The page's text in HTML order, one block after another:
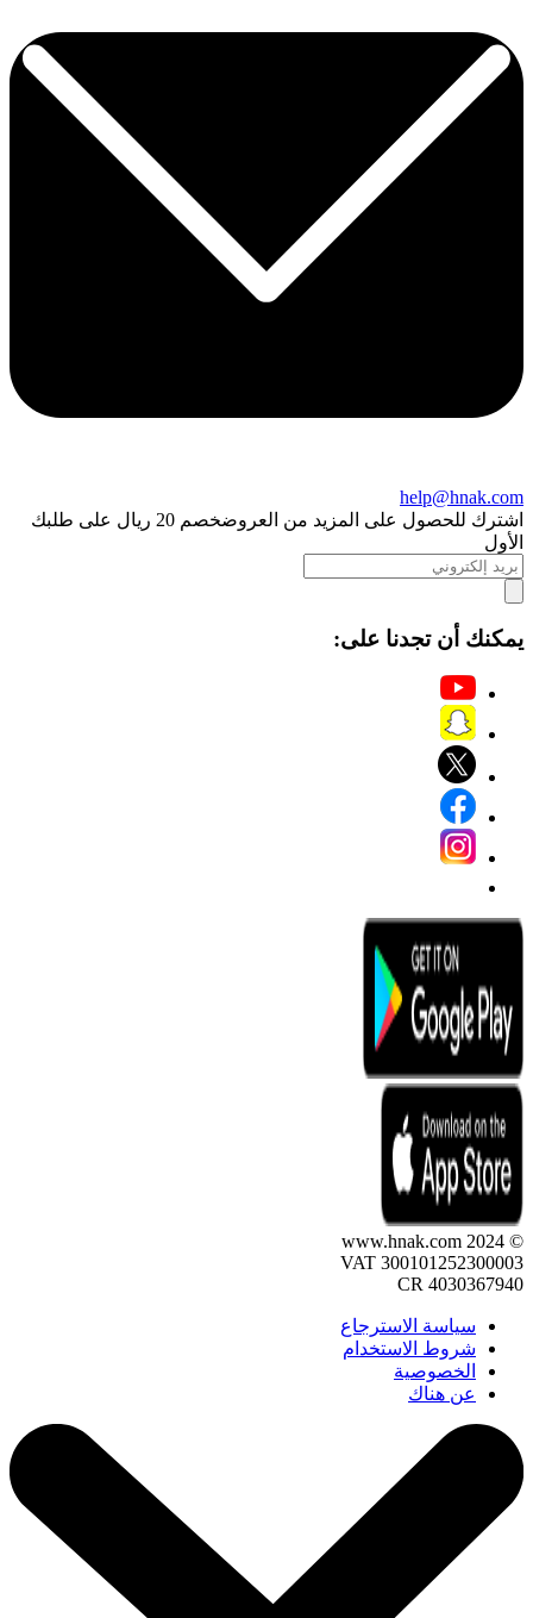
help@hnak.com
اشترك للحصول على المزيد من العروض
خصم 20 ريال على طلبك
الأول
يمكنك أن تجدنا على:
© 2024 www.hnak.com
VAT 300101252300003
CR 4030367940
سياسة الاسترجاع
شروط الاستخدام
الخصوصية
عن هناك